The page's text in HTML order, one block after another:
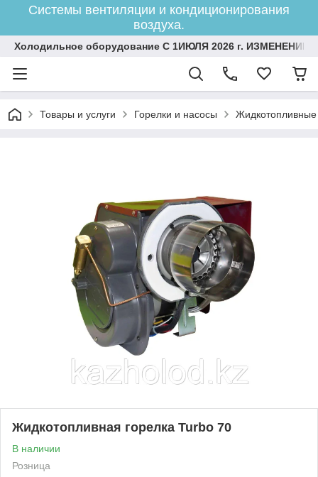
Системы вентиляции и кондиционирования
воздуха.
Холодильное оборудование С 1ИЮЛЯ 2026 г.
Товары и услуги Горелки и насосы Жидкотопливные
Жидкотопливная горелка Turbo 70
В наличии
Розница